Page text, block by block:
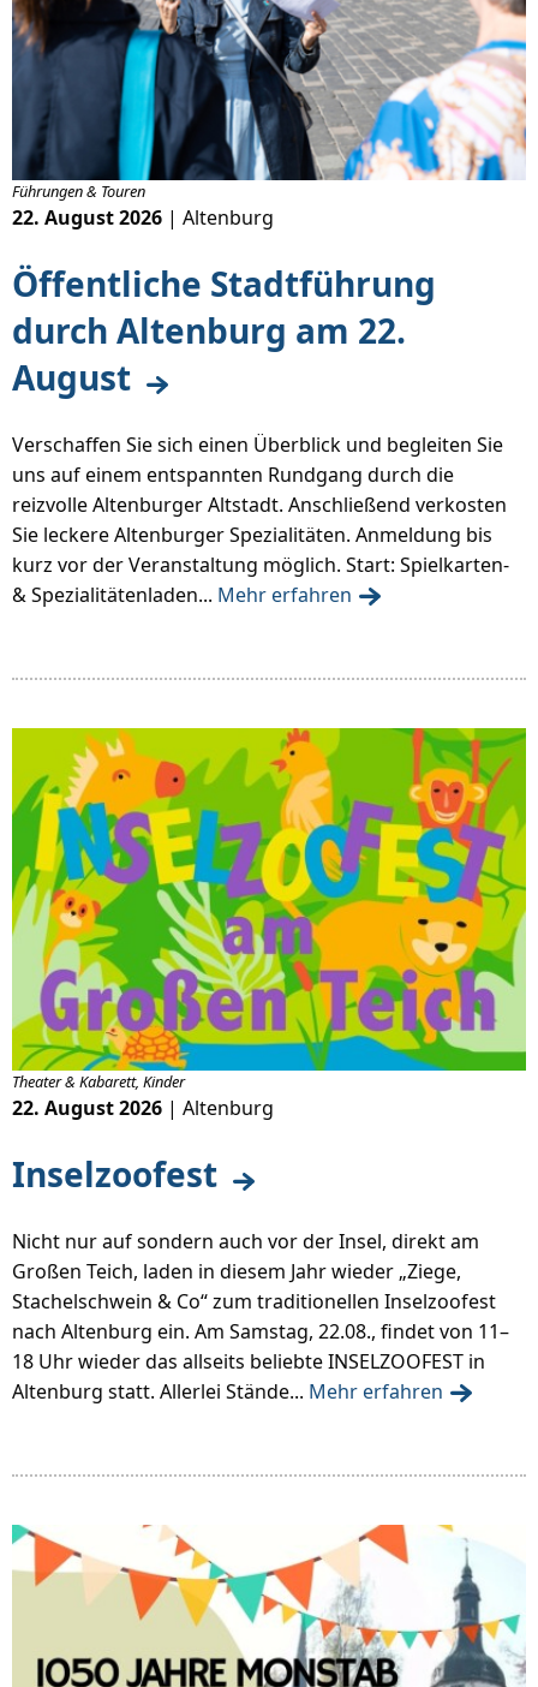
Öffentliche Stadtführung
durch Altenburg am 22.
August
Führungen & Touren
22. August 2026 | Altenburg
Verschaffen Sie sich einen Überblick und begleiten Sie
uns auf einem entspannten Rundgang durch die
reizvolle Altenburger Altstadt. Anschließend verkosten
Sie leckere Altenburger Spezialitäten. Anmeldung bis
kurz vor der Veranstaltung möglich. Start: Spielkarten-
& Spezialitätenladen... Mehr erfahren
Inselzoofest
Theater & Kabarett, Kinder
22. August 2026 | Altenburg
Nicht nur auf sondern auch vor der Insel, direkt am
Großen Teich, laden in diesem Jahr wieder „Ziege,
Stachelschwein & Co“ zum traditionellen Inselzoofest
nach Altenburg ein. Am Samstag, 22.08., findet von 11–
18 Uhr wieder das allseits beliebte INSELZOOFEST in
Altenburg statt. Allerlei Stände... Mehr erfahren